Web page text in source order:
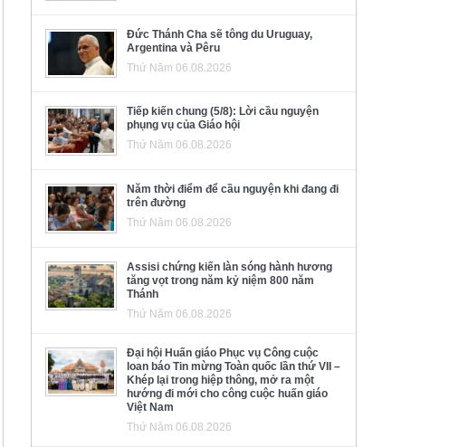
Đức Thánh Cha sẽ tông du Uruguay,
Argentina và Pêru
Thứ Năm 06.08.2026
Tiếp kiến chung (5/8): Lời cầu nguyện
phụng vụ của Giáo hội
Thứ Năm 06.08.2026
Năm thời điểm để cầu nguyện khi đang đi
trên đường
Thứ Năm 06.08.2026
Assisi chứng kiến làn sóng hành hương
tăng vọt trong năm kỷ niệm 800 năm
Thánh
Thứ Năm 06.08.2026
Đại hội Huấn giáo Phục vụ Công cuộc
loan báo Tin mừng Toàn quốc lần thứ VII –
Khép lại trong hiệp thông, mở ra một
hướng đi mới cho công cuộc huấn giáo
Việt Nam
Thứ Năm 06.08.2026